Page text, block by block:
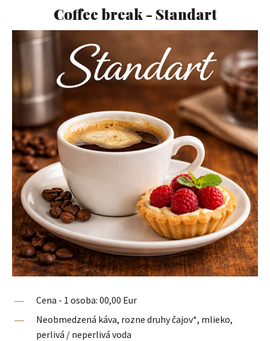
Coffee break - Standart
Cena - 1 osoba: 00,00 Eur
Neobmedzená káva, rozne druhy čajov*, mlieko,
perlivá / neperlivá voda